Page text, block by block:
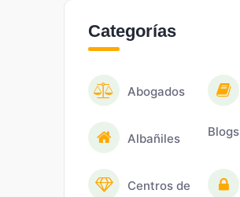
Categorías
Abogados
Albañiles Blogs
Centros de